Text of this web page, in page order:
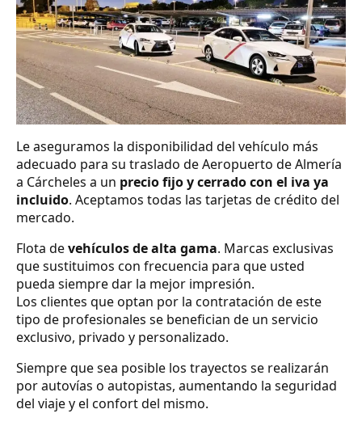
Le aseguramos la disponibilidad del vehículo más
adecuado para su traslado de Aeropuerto de Almería
a Cárcheles a un precio fijo y cerrado con el iva ya
incluido. Aceptamos todas las tarjetas de crédito del
mercado.
Flota devehículos de alta gama. Marcas exclusivas
que sustituimos con frecuencia para que usted
pueda siempre dar la mejor impresión.
Los clientes que optan por la contratación de este
tipo de profesionales se benefician de un servicio
exclusivo, privado y personalizado.
Siempre que sea posible los trayectos se realizarán
por autovías o autopistas, aumentando la seguridad
del viaje y el confort del mismo.